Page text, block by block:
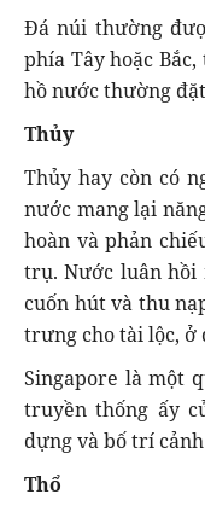
Đá núi thường
phía Tây hoặc
hồ nước thường
Thủy
Thủy hay còn có
nước mang lại
hoàn và phản
trụ. Nước luân hồi
cuốn hút và thu
trưng cho tài lộc, ở
Singapore là một
truyền thống ấy
dựng và bố trí
Thổ